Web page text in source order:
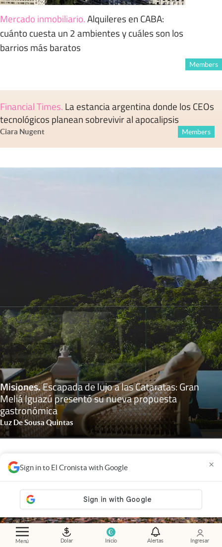
Menú Dolar Inicio Alertas Ingresar
Sign in to El Cronista with Google ×
Mercado inmobiliario.Alquileres en CABA:
cuánto cuesta un 2 ambientes y cuáles son los
barrios más baratos
Members
Financial Times. La estancia argentina donde los CEOs
tecnológicos planean sobrevivir al apocalipsis
Ciara Nugent Members
Misiones.Escapada de lujo a las Cataratas: Gran
Meliá Iguazú presentó su nueva propuesta
gastronómica
Luz De Sousa Quintas